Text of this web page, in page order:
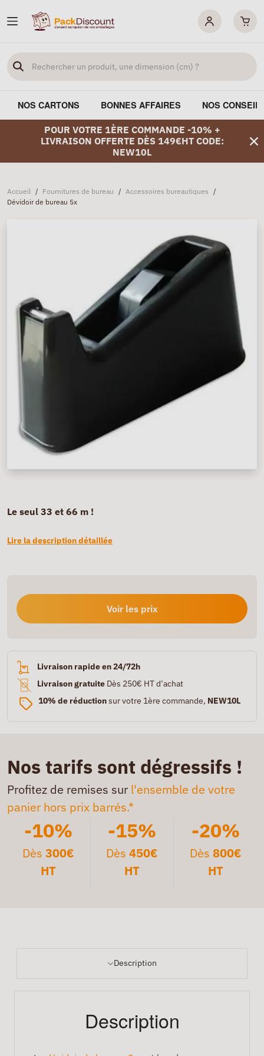
NOS CARTONS BONNES AFFAIRES NOS
POUR VOTRE 1ÈRE COMMANDE -10% +
LIVRAISON OFFERTE DÈS 149€HT CODE:
NEW10L
Accueil / Fournitures de bureau / Accessoires bureautiques /
Dévidoir de bureau 5x
Le seul 33 et 66 m !
Lire la description détaillée
Voir les prix
Livraison rapide en 24/72h
Livraison gratuite Dès 250€ HT d’achat
10% de réductionsur votre 1ère commande, NEW10L
Nos tarifs sont dégressifs !
Profitez de remises sur l'ensemble de votre
panier hors prix barrés.*
-10%
Dès300€
HT
-15%
Dès 450€
HT
-20%
Dès 800€
HT
Description
Description